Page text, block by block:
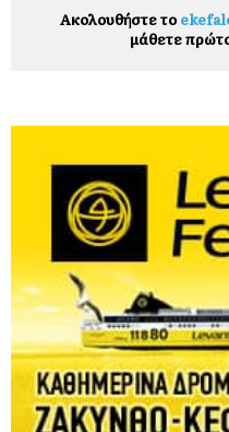
Ακολουθήστε το
μάθετε